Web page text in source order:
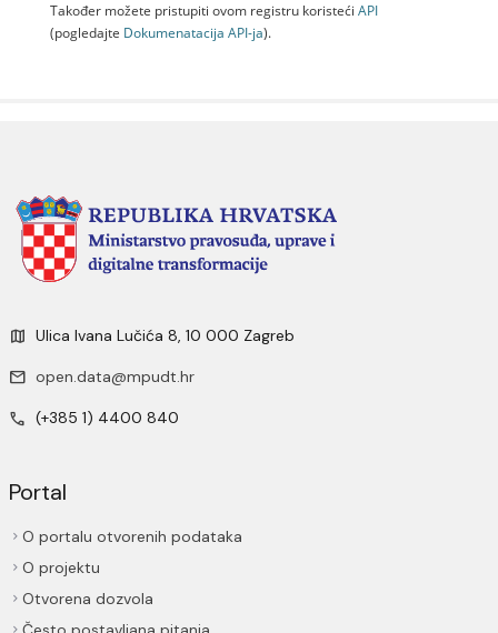
Također možete pristupiti ovom registru koristeći API
(pogledajte Dokumenаtаcijа API-jа).